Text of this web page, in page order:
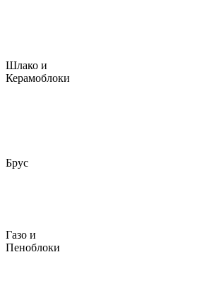
Шлако и
Керамоблоки
Брус
Газо и
Пеноблоки